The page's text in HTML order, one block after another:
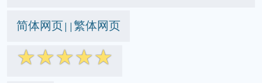
简体网页||繁体网页
☆☆☆☆☆